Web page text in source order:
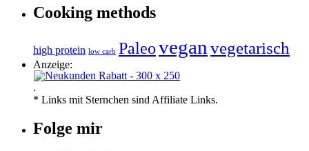
Cooking methods
high protein low carb Paleovegan vegetarisch
Anzeige:
.
* Links mit Sternchen sind Affiliate Links.
Folge mir